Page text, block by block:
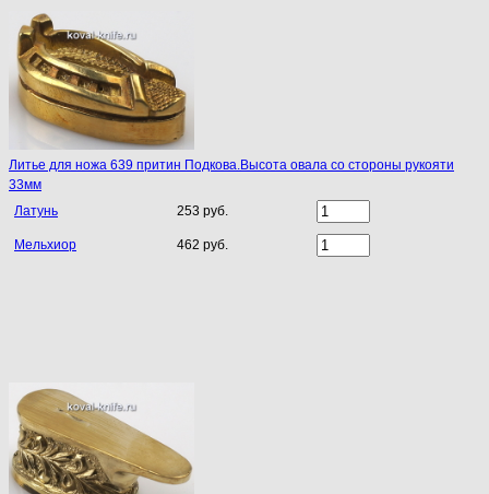
Литье для ножа 639 притин Подкова.Высота овала со стороны рукояти
33мм
Латунь
253 руб.
Мельхиор 462 руб.